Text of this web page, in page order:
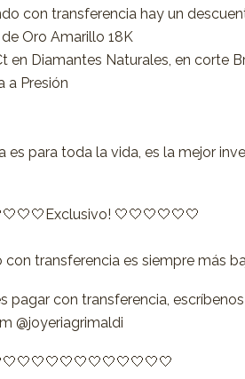
con transferencia hay un
de Oro Amarillo 18K
en Diamantes Naturales, en corte
a Presión
es para toda la vida, es la mejor
🤍🤍🤍🤍🤍🤍
con transferencia es siempre más
pagar con transferencia,
@joyeriagrimaldi